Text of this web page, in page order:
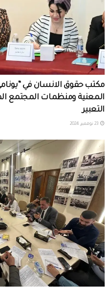
مكتب حقوق الانسان في
المعنية ومنظمات المجتمع
التعبير